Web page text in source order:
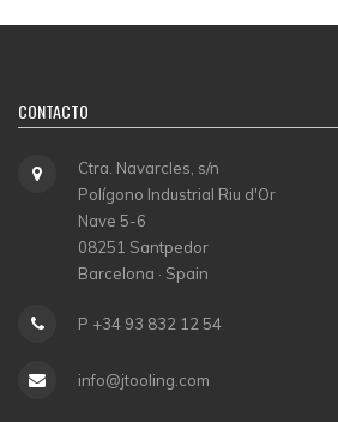
CONTACTO
Ctra. Navarcles, s/n
Polígono Industrial Riu d'Or
Nave 5-6
08251 Santpedor
Barcelona · Spain
P +34 93 832 12 54
info@jtooling.com